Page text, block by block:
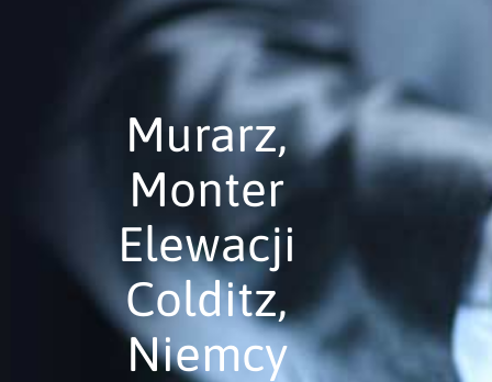
Murarz,
Monter
Elewacji
Colditz,
Niemcy